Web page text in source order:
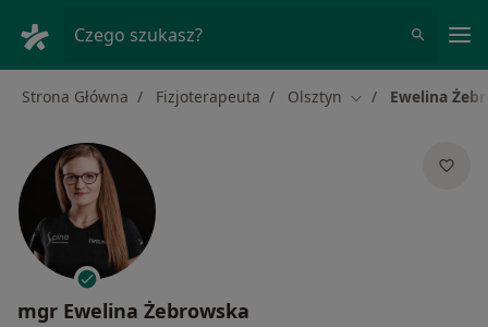
Czego szukasz?
Strona Główna Fizjoterapeuta Olsztyn Zmień miasto
Ewelina
mgr Ewelina Żebrowska